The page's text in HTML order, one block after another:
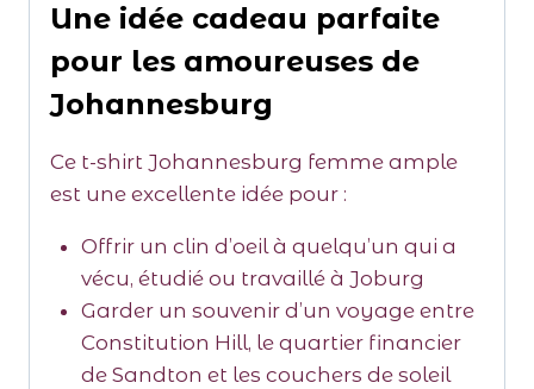
Une idée cadeau parfaite
pour les amoureuses de
Johannesburg
Ce t-shirt Johannesburg femme ample
est une excellente idée pour :
Offrir un clin d’oeil à quelqu’un qui a
vécu, étudié ou travaillé à Joburg
Garder un souvenir d’un voyage entre
Constitution Hill, le quartier financier
de Sandton et les couchers de soleil